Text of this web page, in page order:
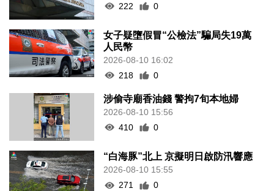
222
0
女子疑墮假冒“公檢法”騙局失19萬
人民幣
2026-08-10 16:02
218
0
涉偷寺廟香油錢 警拘7旬本地婦
2026-08-10 15:56
410
0
“白海豚”北上 京擬明日啟防汛響應
2026-08-10 15:55
271
0